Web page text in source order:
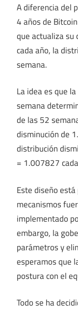
A diferencia del
4 años de
que actualiza su
cada año, la
semana.
La idea es que
semana
de las 52
disminución de
distribución
= 1.007827
Este diseño
mecanismos
implementado
embargo, la
parámetros y
esperamos que
postura con el
Todo se ha